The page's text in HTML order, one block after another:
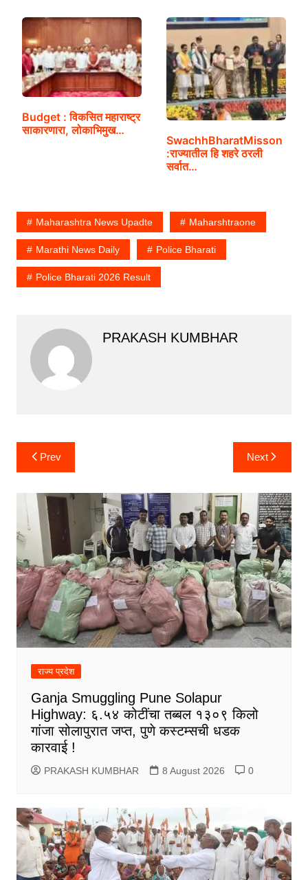
Budget : विकसित महाराष्ट्र
साकारणारा, लोकाभिमुख…
SwachhBharatMisson
:राज्यातील हि शहरे ठरली
सर्वात…
Maharashtra News Upadte Maharshtraone
Marathi News Daily Police Bharati
Police Bharati 2026 Result
PRAKASH KUMBHAR
Post
navigation
Prev Next
राज्य प्रदेश
Ganja Smuggling Pune Solapur
Highway: ६.५४ कोटींचा तब्बल १३०९ किलो
गांजा सोलापुरात जप्त, पुणे कस्टम्सची धडक
कारवाई !
PRAKASH KUMBHAR 8 August 2026 0